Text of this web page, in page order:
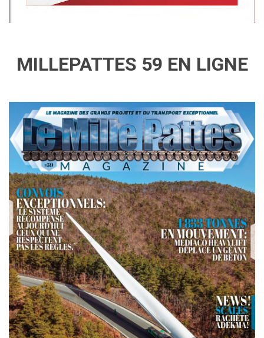
MILLEPATTES 59 EN LIGNE